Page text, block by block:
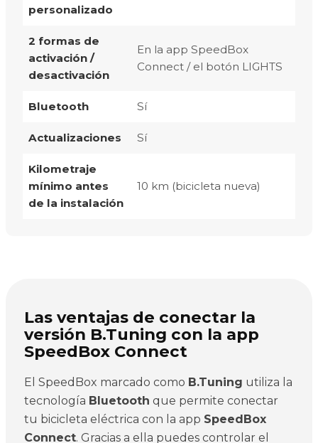
personalizado
2 formas de
activación /
desactivación
En la app SpeedBox
Connect / el botón LIGHTS
Bluetooth Sí
Actualizaciones Sí
Kilometraje
mínimo antes
de la instalación
10 km (bicicleta nueva)
Las ventajas de conectar la
versión B.Tuning con la app
SpeedBox Connect
El SpeedBox marcado como B.Tuning utiliza la
tecnología Bluetooth que permite conectar
tu bicicleta eléctrica con la app SpeedBox
Connect. Gracias a ella puedes controlar el